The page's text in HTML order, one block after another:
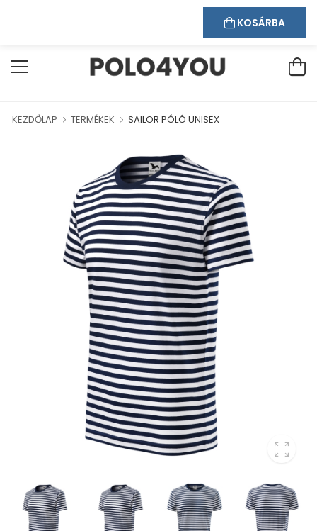
ÜDVÖZÖLJÜK WEBÁRUHÁZUNKBAN!
Bejelentkezés Regisztráció
KEZDŐLAP TERMÉKEK SAILOR PÓLÓ UNISEX
KOSÁRBA